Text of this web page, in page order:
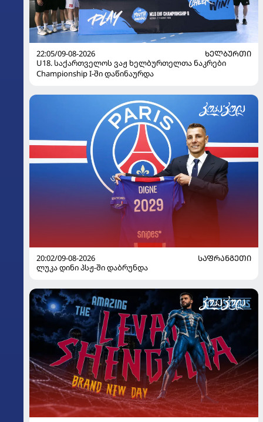
22:05/09-08-2026
ᲮᲔᲚᲑᲣᲠᲗᲘ
U18. საქართველოს ვაჟ ხელბურთელთა ნაკრები
Championship I-ში დაწინაურდა
20:02/09-08-2026
ᲡᲐᲤᲠᲐᲜᲒᲔᲗᲘ
ლუკა დინი პსჟ-ში დაბრუნდა